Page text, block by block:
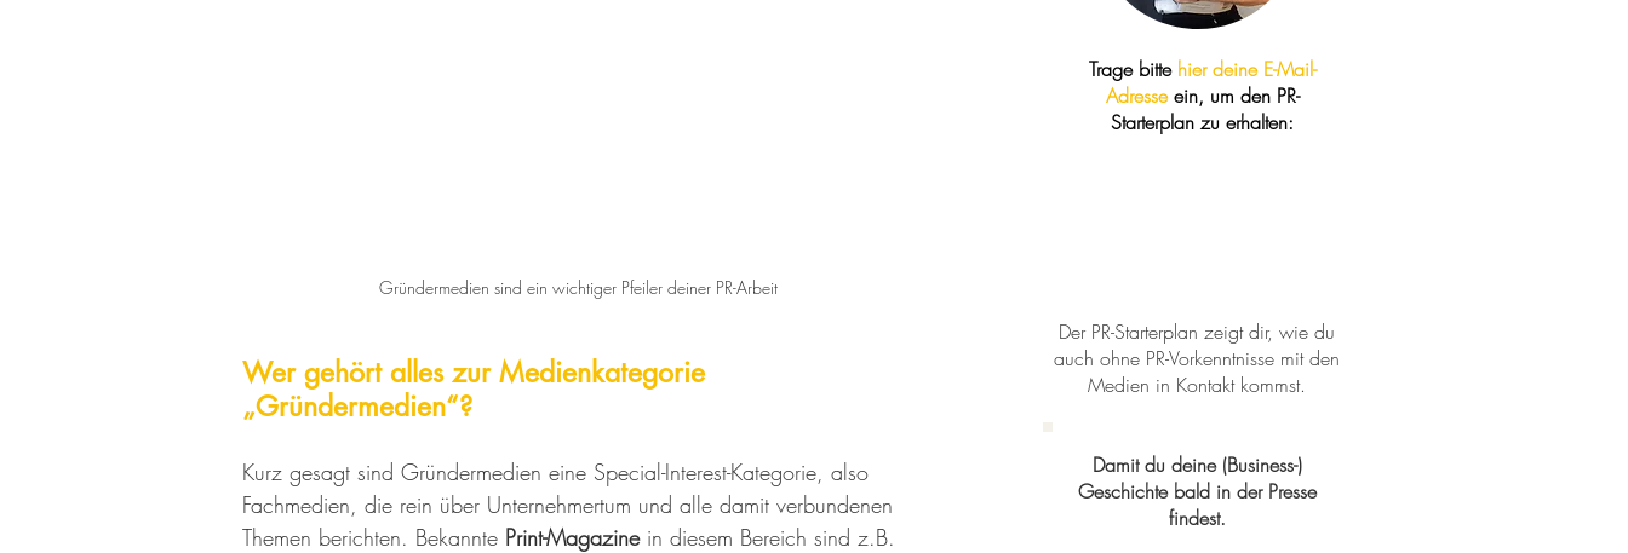
Gründermedien sind ein wichtiger Pfeiler deiner PR-Arbeit
Wer gehört alles zur Medienkategorie
„Gründermedien“?
Kurz gesagt sind Gründermedien eine Special-Interest-Kategorie, also
Fachmedien, die rein über Unternehmertum und alle damit verbundenen
Themen berichten. Bekannte Print-Magazine in diesem Bereich sind z.B.
Trage bitte hier deine E-Mail-
Adresseein, um den PR-
Starterplan zu erhalten:
Der PR-Starterplan zeigt dir, wie du
auch ohne PR-Vorkenntnisse mit den
Medien in Kontakt kommst.
Damit du deine (Business-)
Geschichte bald in der Presse
findest.